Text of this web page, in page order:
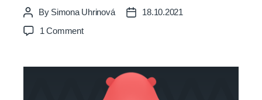
Post
author
By Simona Uhrinová
Post18.10.2021
1 Commenton
vaše
stránky
prehliadané